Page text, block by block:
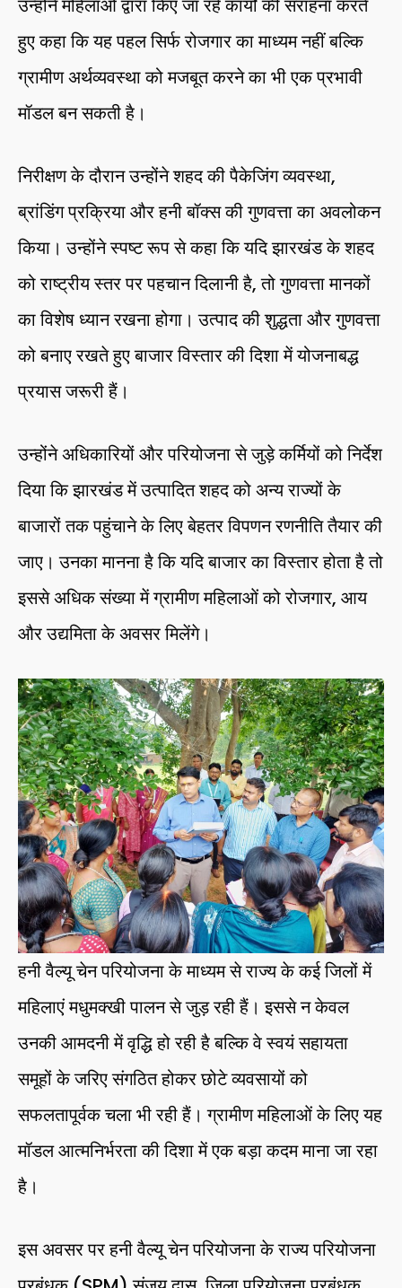
हुए कहा कि यह पहल सिर्फ रोजगार का माध्यम नहीं बल्कि
ग्रामीण अर्थव्यवस्था को मजबूत करने का भी एक प्रभावी
मॉडल बन सकती है।
निरीक्षण के दौरान उन्होंने शहद की पैकेजिंग व्यवस्था,
ब्रांडिंग प्रक्रिया और हनी बॉक्स की गुणवत्ता का अवलोकन
किया। उन्होंने स्पष्ट रूप से कहा कि यदि झारखंड के शहद
को राष्ट्रीय स्तर पर पहचान दिलानी है, तो गुणवत्ता मानकों
का विशेष ध्यान रखना होगा। उत्पाद की शुद्धता और गुणवत्ता
को बनाए रखते हुए बाजार विस्तार की दिशा में योजनाबद्ध
प्रयास जरूरी हैं।
उन्होंने अधिकारियों और परियोजना से जुड़े कर्मियों को निर्देश
दिया कि झारखंड में उत्पादित शहद को अन्य राज्यों के
बाजारों तक पहुंचाने के लिए बेहतर विपणन रणनीति तैयार की
जाए। उनका मानना है कि यदि बाजार का विस्तार होता है तो
इससे अधिक संख्या में ग्रामीण महिलाओं को रोजगार, आय
और उद्यमिता के अवसर मिलेंगे।
हनी वैल्यू चेन परियोजना के माध्यम से राज्य के कई जिलों में
महिलाएं मधुमक्खी पालन से जुड़ रही हैं। इससे न केवल
उनकी आमदनी में वृद्धि हो रही है बल्कि वे स्वयं सहायता
समूहों के जरिए संगठित होकर छोटे व्यवसायों को
सफलतापूर्वक चला भी रही हैं। ग्रामीण महिलाओं के लिए यह
मॉडल आत्मनिर्भरता की दिशा में एक बड़ा कदम माना जा रहा
है।
इस अवसर पर हनी वैल्यू चेन परियोजना के राज्य परियोजना